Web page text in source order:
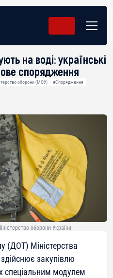
на воді: українські
спорядження
оборони (МОУ)
#Спорядження
оборони України
(ДОТ) Міністерства
закупівлю
спеціальним модулем